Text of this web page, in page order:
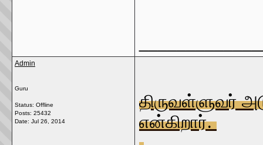
Admin
Guru
Status: Offline
Posts: 25432
Date: Jul 26, 2014
திருவள்ளுவர்
என்கிறார்.